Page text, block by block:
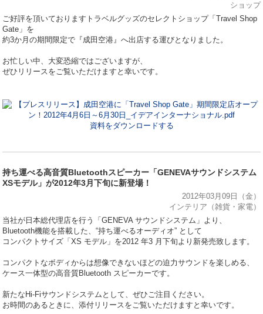
ショップ
ご好評を頂いておりますトラベルグッズのセレクトショップ「Travel Shop
Gate」を
約3か月の期間限定で『成田空港』へ出店する運びとなりました。
お忙しい中、大変恐縮ではございますが、
ぜひリリースをご覧いただけますと幸いです。
資料をダウンロードする
持ち運べる高音質Bluetoothスピーカー「GENEVAサウンドシステム
XSモデル」が2012年3月下旬に新登場！
2012年03月09日（金）
インテリア（雑貨・家電）
当社が日本総代理店を行う「GENEVA サウンドシステム」より、
Bluetooth機能を搭載した、“持ち運べるオーディオ” として
コンパクトサイズ「XS モデル」を2012 年3 月下旬より新発売致します。
コンパクトなボディからは想像できないほどの迫力サウンドを楽しめる、
ケース一体型の高音質Bluetooth スピーカーです。
新たなHi-Fiサウンドシステムとして、ぜひご注目ください。
お時間のあるときに、添付リリースをご覧いただけますと幸いです。